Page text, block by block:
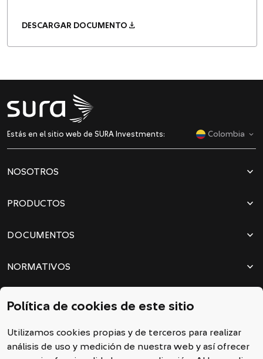
DESCARGAR DOCUMENTO download
Política de cookies de este sitio
Utilizamos cookies propias y de terceros para realizar
análisis de uso y medición de nuestra web y así ofrecer
Estás en el sitio web de SURA Investments: Colombia
dropdown
NOSOTROS
dropdown
PRODUCTOS
dropdown
DOCUMENTOS
dropdown
NORMATIVOS
dropdown
Redes sociales